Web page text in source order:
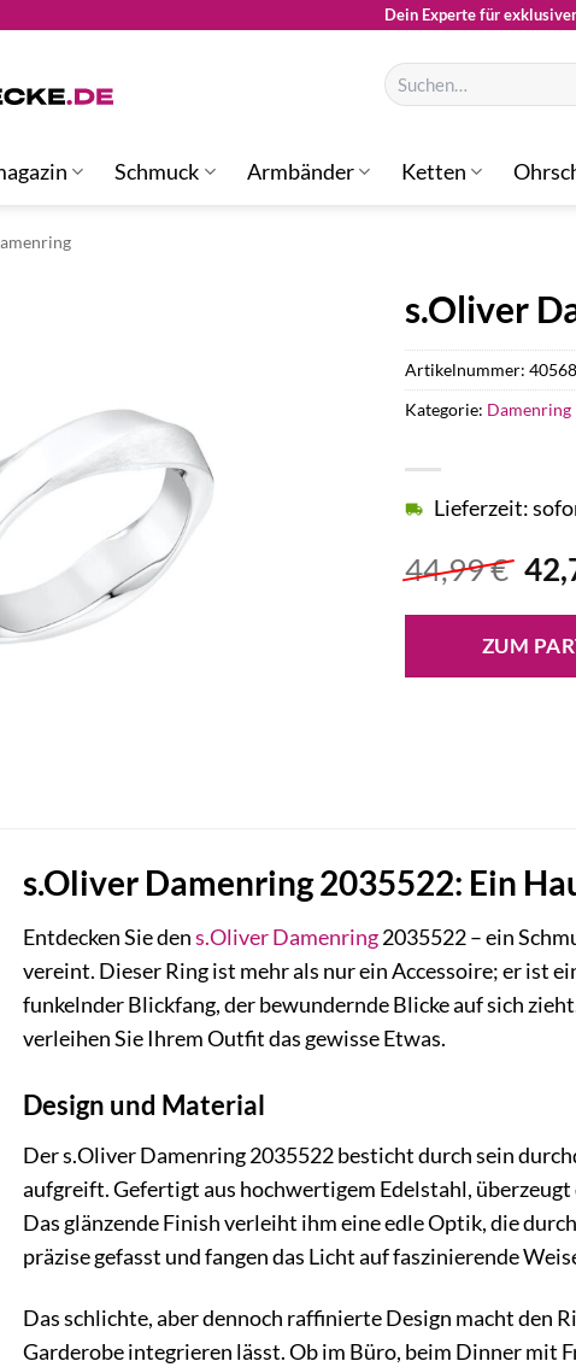
Dein Experte für
Suchen
nach:
Schmuck Armbänder Ketten
s.Oliver
44,99€
Preis
Lieferzeit:
ZUM
Artikelnummer:
Kategorie: Damenring
s.Oliver Damenring 2035522: Ein
Entdecken Sie dens.Oliver Damenring2035522 – ein
vereint. Dieser Ring ist mehr als nur ein Accessoire; er ist
funkelnder Blickfang, der bewundernde Blicke auf sich
verleihen Sie Ihrem Outfit das gewisse Etwas.
Design und Material
Der s.Oliver Damenring 2035522 besticht durch sein
aufgreift. Gefertigt aus hochwertigem Edelstahl,
Das glänzende Finish verleiht ihm eine edle Optik, die
präzise gefasst und fangen das Licht auf faszinierende
Das schlichte, aber dennoch raffinierte Design macht den
Garderobe integrieren lässt. Ob im Büro, beim Dinner mit